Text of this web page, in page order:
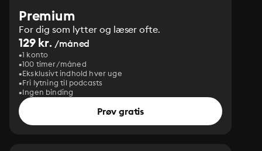
Premium
For dig som lytter og læser ofte.
129 kr. /måned
1 konto
100 timer/måned
Eksklusivt indhold hver uge
Fri lytning til podcasts
Ingen binding
Prøv gratis